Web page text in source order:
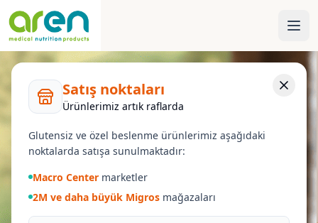
Satış noktaları
Ürünlerimiz artık raflarda
Glutensiz ve özel beslenme ürünlerimiz aşağıdaki
noktalarda satışa sunulmaktadır:
Macro Center marketler
2M ve daha büyük Migros mağazaları